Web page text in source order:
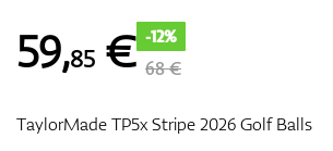
59,85 € -12%
68 €
TaylorMade TP5x Stripe 2026 Golf Balls